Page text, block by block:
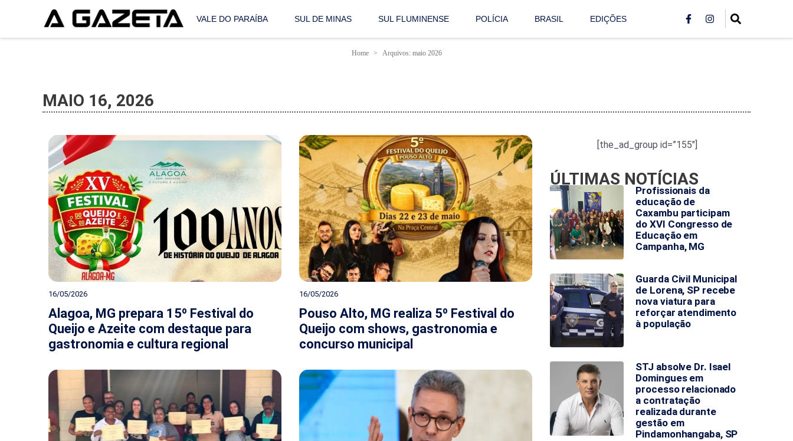
VALE DO PARAÍBA SUL DE MINAS SUL FLUMINENSE POLÍCIA BRASIL EDIÇÕES
Home Arquivos: maio 2026
MAIO 16, 2026
16/05/2026
Alagoa, MG prepara 15º Festival do
Queijo e Azeite com destaque para
gastronomia e cultura regional
16/05/2026
Pouso Alto, MG realiza 5º Festival do
Queijo com shows, gastronomia e
concurso municipal
[the_ad_group id=”155″]
ÚLTIMAS NOTÍCIAS
Profissionais da
educação de
Caxambu participam
do XVI Congresso de
Educação em
Campanha, MG
Guarda Civil Municipal
de Lorena, SP recebe
nova viatura para
reforçar atendimento
à população
STJ absolve Dr. Isael
Domingues em
processo relacionado
a contratação
realizada durante
gestão em
Pindamonhangaba, SP